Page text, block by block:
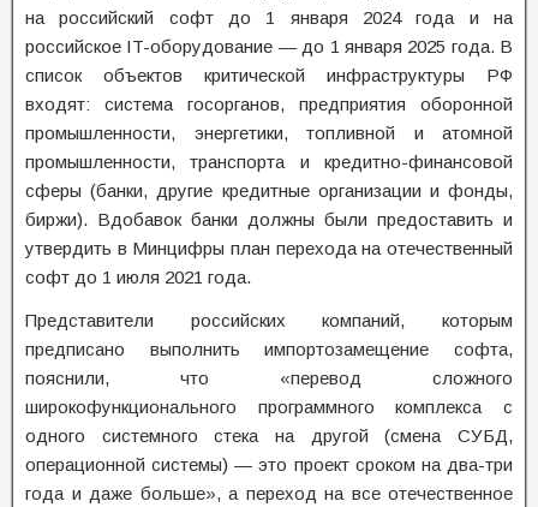
на российский софт до 1 января 2024 года и на
российское IT-оборудование — до 1 января 2025 года. В
список объектов критической инфраструктуры РФ
входят: система госорганов, предприятия оборонной
промышленности, энергетики, топливной и атомной
промышленности, транспорта и кредитно-финансовой
сферы (банки, другие кредитные организации и фонды,
биржи). Вдобавок банки должны были предоставить и
утвердить в Минцифры план перехода на отечественный
софт до 1 июля 2021 года.
Представители российских компаний, которым
предписано выполнить импортозамещение софта,
пояснили, что «перевод сложного
широкофункционального программного комплекса с
одного системного стека на другой (смена СУБД,
операционной системы) — это проект сроком на два-три
года и даже больше», а переход на все отечественное